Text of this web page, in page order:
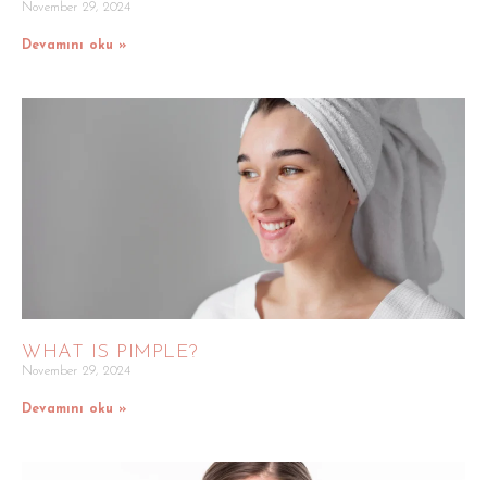
November 29, 2024
Devamını oku »
WHAT IS PIMPLE?
November 29, 2024
Devamını oku »